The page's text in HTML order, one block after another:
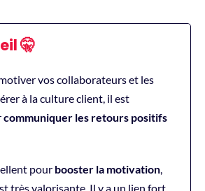
🤫
vos collaborateurs et les
à la culture client, il est
communiquer les retours positifs
pour booster la motivation
très valorisante. Il y a un lien fort